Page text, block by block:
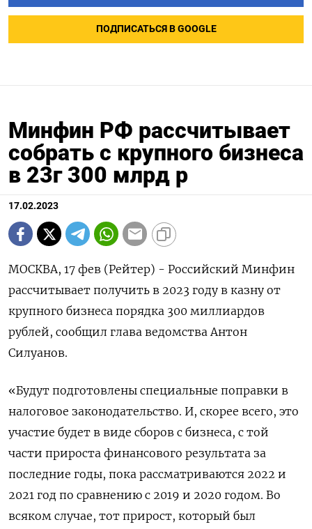
ПОДПИСАТЬСЯ В GOOGLE
Минфин РФ рассчитывает
собрать с крупного бизнеса
в 23г 300 млрд р
17.02.2023
МОСКВА, 17 фев (Рейтер) - Российский Минфин
рассчитывает получить в 2023 году в казну от
крупного бизнеса порядка 300 миллиардов
рублей, сообщил глава ведомства Антон
Силуанов.
«Будут подготовлены специальные поправки в
налоговое законодательство. И, скорее всего, это
участие будет в виде сборов с бизнеса, с той
части прироста финансового результата за
последние годы, пока рассматриваются 2022 и
2021 год по сравнению с 2019 и 2020 годом. Во
всяком случае, тот прирост, который был